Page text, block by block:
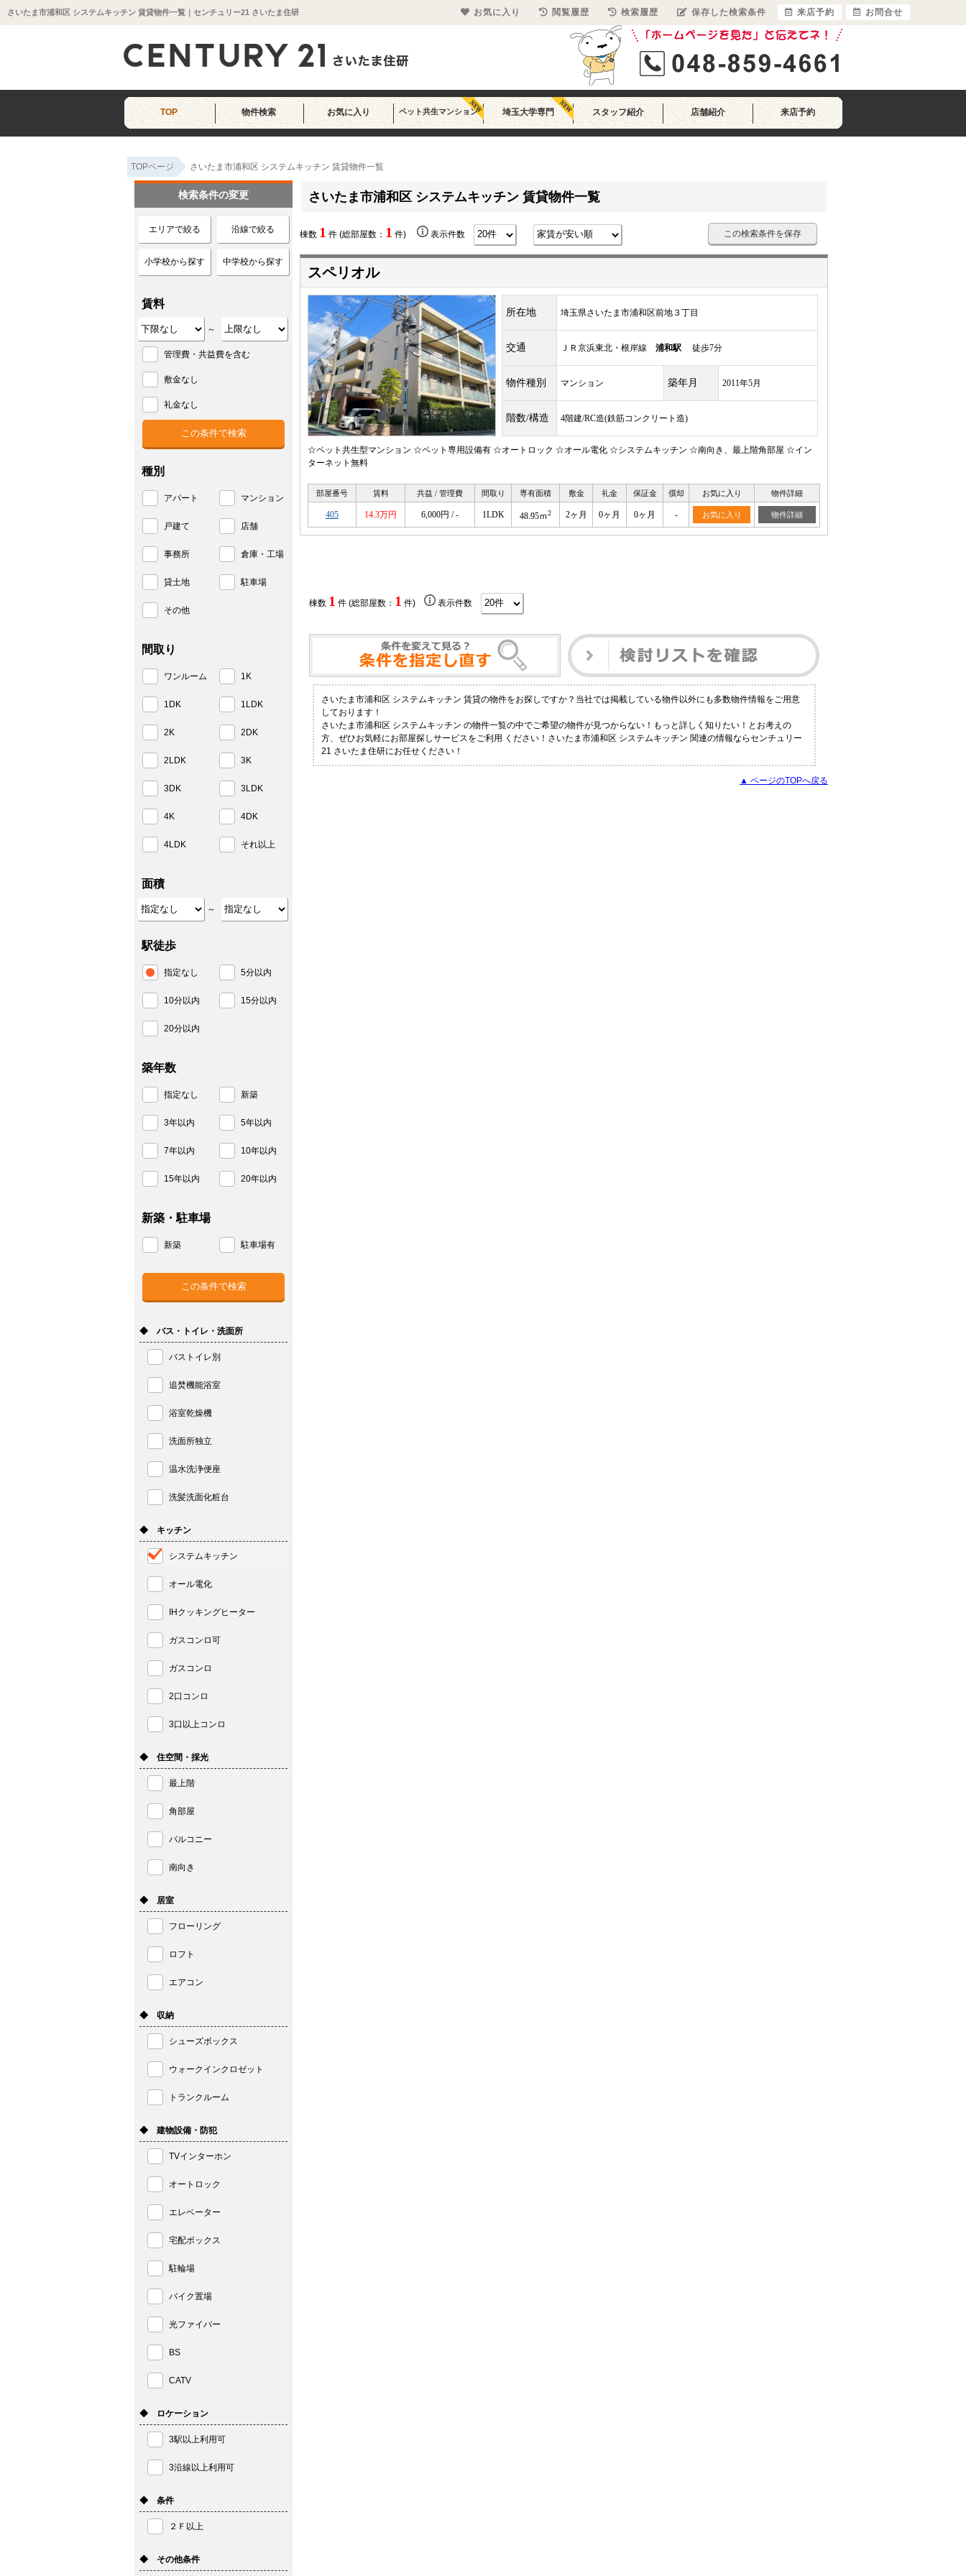
さいたま市浦和区 システムキッチン 賃貸物件一覧｜センチュリー21 さいたま住研
TOP 物件検索 お気に入り ペット共生マンション 埼玉大学専門 スタッフ紹介 店舗紹介 来店予約
TOPページ さいたま市浦和区 システムキッチン 賃貸物件一覧
さいたま市浦和区 システムキッチン 賃貸物件一覧
棟数 1 件 (総部屋数： 1 件) 表示件数 この検索条件を保存
スペリオル
所在地 埼玉県さいたま市浦和区前地３丁目
交通 ＪＲ京浜東北・根岸線 浦和駅 徒歩7分
物件種別 マンション 築年月 2011年5月
階数/構造 4階建/RC造(鉄筋コンクリート造)
☆ペット共生型マンション ☆ペット専用設備有 ☆オートロック ☆オール電化 ☆システムキッチン ☆南向き、最上階角部屋 ☆イン
ターネット無料
部屋番号 賃料 共益 / 管理費 間取り 専有面積 敷金 礼金 保証金 償却 お気に入り 物件詳細
405 14.3万円 6,000円 / - 1LDK 48.95ｍ2 2ヶ月 0ヶ月 0ヶ月 - お気に入り 物件詳細
棟数 1 件 (総部屋数： 1 件) 表示件数
さいたま市浦和区 システムキッチン 賃貸の物件をお探しですか？当社では掲載している物件以外にも多数物件情報をご用意
しております！
さいたま市浦和区 システムキッチン の物件一覧の中でご希望の物件が見つからない！もっと詳しく知りたい！とお考えの
方、ぜひお気軽にお部屋探しサービスをご利用 ください！さいたま市浦和区 システムキッチン 関連の情報ならセンチュリー
21 さいたま住研にお任せください！
▲ ページのTOPへ戻る
検索条件の変更
エリアで絞る 沿線で絞る
小学校から探す 中学校から探す
賃料
～
管理費・共益費を含む
敷金なし
礼金なし
種別
アパート マンション
戸建て 店舗
事務所 倉庫・工場
貸土地 駐車場
その他
間取り
ワンルーム 1K
1DK 1LDK
2K 2DK
2LDK 3K
3DK 3LDK
4K 4DK
4LDK それ以上
面積
～
駅徒歩
指定なし 5分以内
10分以内 15分以内
20分以内
築年数
指定なし 新築
3年以内 5年以内
7年以内 10年以内
15年以内 20年以内
新築・駐車場
新築 駐車場有
◆ バス・トイレ・洗面所
バストイレ別
追焚機能浴室
浴室乾燥機
洗面所独立
温水洗浄便座
洗髪洗面化粧台
◆ キッチン
システムキッチン
オール電化
IHクッキングヒーター
ガスコンロ可
ガスコンロ
2口コンロ
3口以上コンロ
◆ 住空間・採光
最上階
角部屋
バルコニー
南向き
◆ 居室
フローリング
ロフト
エアコン
◆ 収納
シューズボックス
ウォークインクロゼット
トランクルーム
◆ 建物設備・防犯
TVインターホン
オートロック
エレベーター
宅配ボックス
駐輪場
バイク置場
光ファイバー
BS
CATV
◆ ロケーション
3駅以上利用可
3沿線以上利用可
◆ 条件
２Ｆ以上
◆ その他条件
お気に入り 閲覧履歴 検索履歴 保存した検索条件 来店予約 お問合せ